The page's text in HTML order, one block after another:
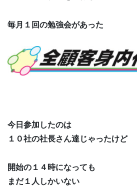
毎月１回の勉強会があった
今日参加したのは
１０社の社長さん達じゃったけど
開始の１４時になっても
まだ１人しかいない